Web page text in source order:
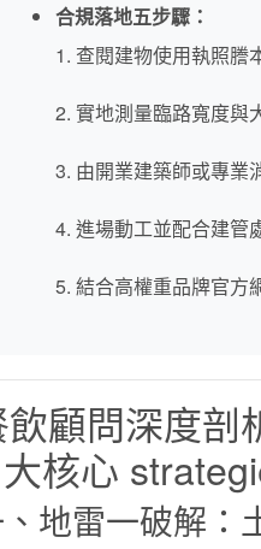
合規落地五步驟：
1. 查閱建物使用執照謄
2. 實地測量臨路寬度與
3. 由開業建築師或專業
4. 進場動工並配合建管
5. 結合高權重品牌官方
顧問深度剖
核心
地雷一破解：